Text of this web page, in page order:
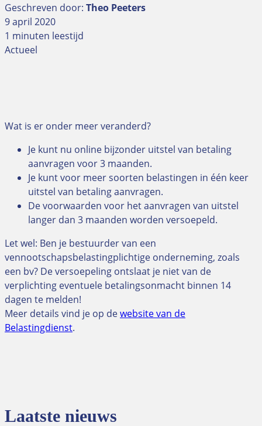
Geschreven door: Theo Peeters
9 april 2020
1 minuten leestijd
Actueel
Wat is er onder meer veranderd?
Je kunt nu online bijzonder uitstel van betaling
aanvragen voor 3 maanden.
Je kunt voor meer soorten belastingen in één keer
uitstel van betaling aanvragen.
De voorwaarden voor het aanvragen van uitstel
langer dan 3 maanden worden versoepeld.
Let wel: Ben je bestuurder van een
vennootschapsbelastingplichtige onderneming, zoals
een bv? De versoepeling ontslaat je niet van de
verplichting eventuele betalingsonmacht binnen 14
dagen te melden!
Meer details vind je op dewebsite van de
Belastingdienst.
Laatste nieuws